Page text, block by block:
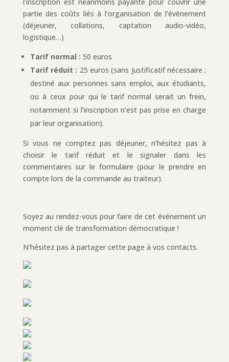
partie des coûts liés à l’organisation de l’évènement
(déjeuner, collations, captation audio-vidéo,
logistique…)
Tarif normal : 50 euros
Tarif réduit : 25 euros (sans justificatif nécessaire ;
destiné aux personnes sans emploi, aux étudiants,
ou à ceux pour qui le tarif normal serait un frein,
notamment si l’inscription n’est pas prise en charge
par leur organisation).
Si vous ne comptez pas déjeuner, n’hésitez pas à
choisir le tarif réduit et le signaler dans les
commentaires sur le formulaire (pour le prendre en
compte lors de la commande au traiteur).
Soyez au rendez-vous pour faire de cet événement un
moment clé de transformation démocratique !
N’hésitez pas à partager cette page à vos contacts.